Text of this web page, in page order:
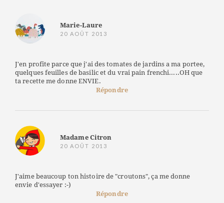
Marie-Laure
20 AOÛT 2013
J'en profite parce que j'ai des tomates de jardins a ma portee,
quelques feuilles de basilic et du vrai pain frenchi.....OH que
ta recette me donne ENVIE.
Répondre
Madame Citron
20 AOÛT 2013
J'aime beaucoup ton histoire de "croutons", ça me donne
envie d'essayer :-)
Répondre